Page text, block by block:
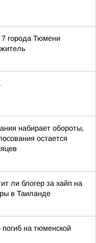
города Тюмени
набирает обороты,
остается
ли блогер за хайп на
в Таиланде
на тюменской